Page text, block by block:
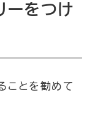
ーをつけ
ことを勧めて